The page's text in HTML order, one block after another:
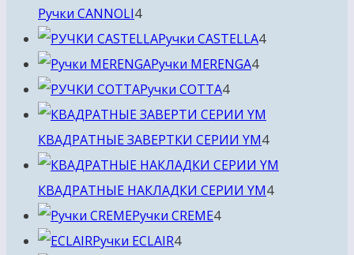
Ручки CANNOLI44
товара
Ручки CASTELLA44
Ручки MERENGA44
Ручки COTTA44
товара
КВАДРАТНЫЕ ЗАВЕРТКИ СЕРИИ YM44
товара
КВАДРАТНЫЕ НАКЛАДКИ СЕРИИ YM44
Ручки CREME44
Ручки ECLAIR44